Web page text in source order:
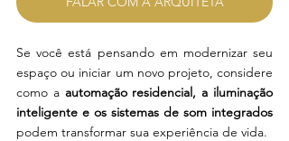
Se você está pensando em modernizar seu
espaço ou iniciar um novo projeto, considere
como a automação residencial, a iluminação
inteligente e os sistemas de som integrados
podem transformar sua experiência de vida.